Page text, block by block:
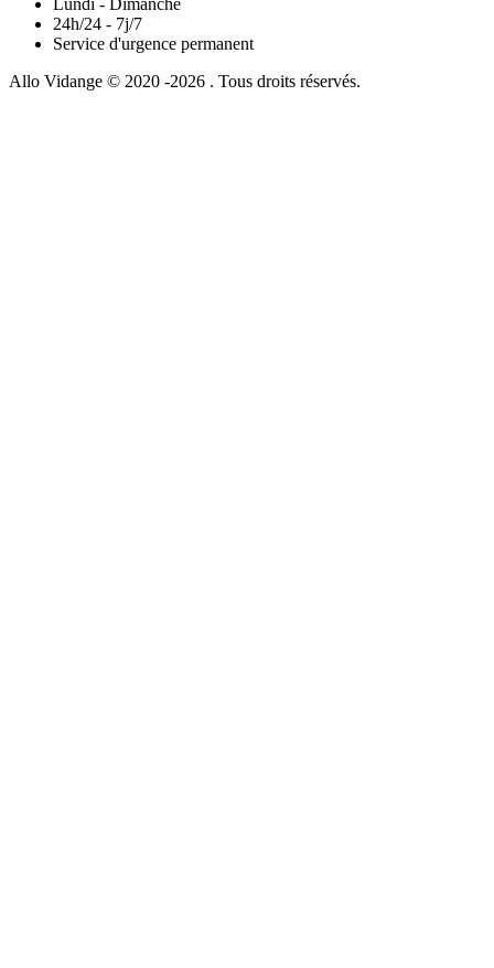
24h/24 - 7j/7
Service d'urgence permanent
Allo Vidange © 2020 -2026 . Tous droits réservés.